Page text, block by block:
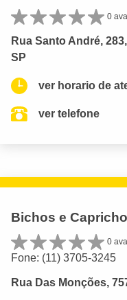
0
Rua Santo André,
SP
ver horario de
ver telefone
Bichos e
0
Fone: (11) 3705-3245
Rua Das Monções,